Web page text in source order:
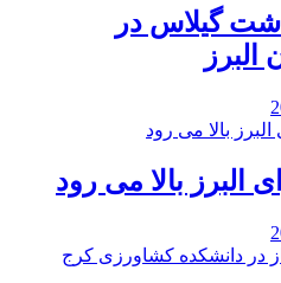
گیلاس در
البرز بالا می رود